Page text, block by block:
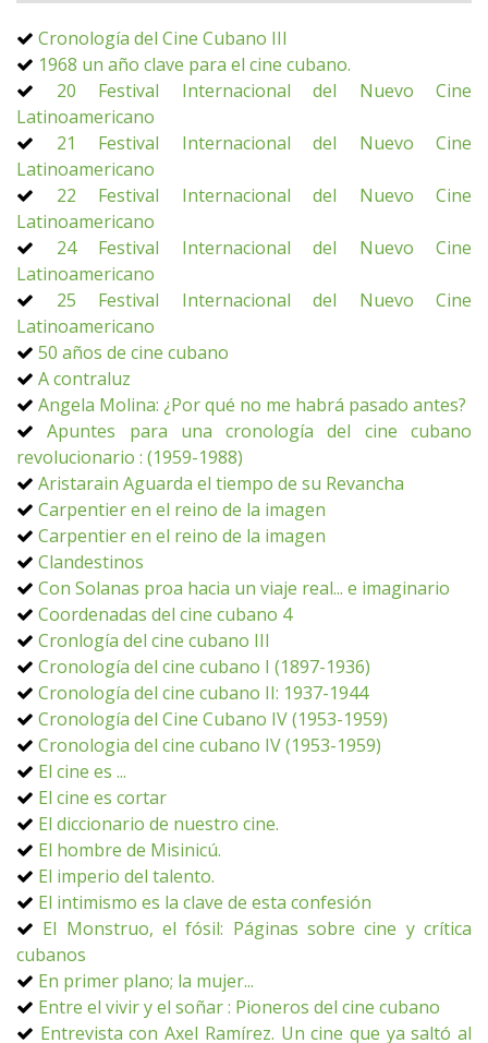
Cronología del Cine Cubano III
1968 un año clave para el cine cubano.
20 Festival Internacional del Nuevo Cine
Latinoamericano
21 Festival Internacional del Nuevo Cine
Latinoamericano
22 Festival Internacional del Nuevo Cine
Latinoamericano
24 Festival Internacional del Nuevo Cine
Latinoamericano
25 Festival Internacional del Nuevo Cine
Latinoamericano
50 años de cine cubano
A contraluz
Angela Molina: ¿Por qué no me habrá pasado antes?
Apuntes para una cronología del cine cubano
revolucionario : (1959-1988)
Aristarain Aguarda el tiempo de su Revancha
Carpentier en el reino de la imagen
Carpentier en el reino de la imagen
Clandestinos
Con Solanas proa hacia un viaje real... e imaginario
Coordenadas del cine cubano 4
Cronlogía del cine cubano III
Cronología del cine cubano I (1897-1936)
Cronología del cine cubano II: 1937-1944
Cronología del Cine Cubano IV (1953-1959)
Cronologia del cine cubano IV (1953-1959)
El cine es ...
El cine es cortar
El diccionario de nuestro cine.
El hombre de Misinicú.
El imperio del talento.
El intimismo es la clave de esta confesión
El Monstruo, el fósil: Páginas sobre cine y crítica
cubanos
En primer plano; la mujer...
Entre el vivir y el soñar : Pioneros del cine cubano
Entrevista con Axel Ramírez. Un cine que ya saltó al